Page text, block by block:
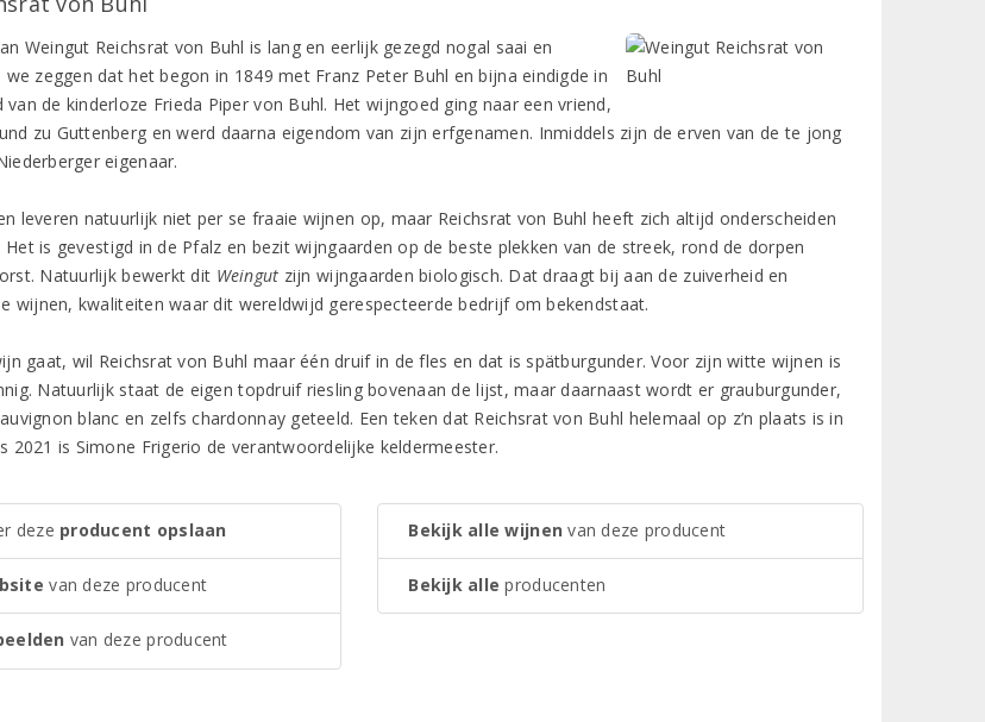
Weingut Reichsrat von Buhl is lang en eerlijk gezegd nogal saai en
we zeggen dat het begon in 1849 met Franz Peter Buhl en bijna eindigde in
de kinderloze Frieda Piper von Buhl. Het wijngoed ging naar een vriend,
zu Guttenberg en werd daarna eigendom van zijn erfgenamen. Inmiddels zijn de erven van de te jong
eigenaar.
leveren natuurlijk niet per se fraaie wijnen op, maar Reichsrat von Buhl heeft zich altijd onderscheiden
is gevestigd in de Pfalz en bezit wijngaarden op de beste plekken van de streek, rond de dorpen
Natuurlijk bewerkt dit Weingut zijn wijngaarden biologisch. Dat draagt bij aan de zuiverheid en
wijnen, kwaliteiten waar dit wereldwijd gerespecteerde bedrijf om bekendstaat.
gaat, wil Reichsrat von Buhl maar één druif in de fles en dat is spätburgunder. Voor zijn witte wijnen is
Natuurlijk staat de eigen topdruif riesling bovenaan de lijst, maar daarnaast wordt er grauburgunder,
blanc en zelfs chardonnay geteeld. Een teken dat Reichsrat von Buhl helemaal op z’n plaats is in
2021 is Simone Frigerio de verantwoordelijke keldermeester.
deze producent opslaan
van deze producent
van deze producent
Bekijk alle wijnen van deze producent
Bekijk alle producenten